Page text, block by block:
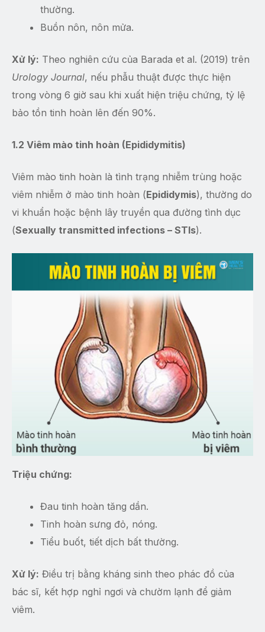
thường.
Buồn nôn, nôn mửa.
Xử lý: Theo nghiên cứu của Barada et al. (2019) trên
Urology Journal, nếu phẫu thuật được thực hiện
trong vòng 6 giờ sau khi xuất hiện triệu chứng, tỷ lệ
bảo tồn tinh hoàn lên đến 90%.
1.2 Viêm mào tinh hoàn (Epididymitis)
Viêm mào tinh hoàn là tình trạng nhiễm trùng hoặc
viêm nhiễm ở mào tinh hoàn (Epididymis), thường do
vi khuẩn hoặc bệnh lây truyền qua đường tình dục
(Sexually transmitted infections – STIs).
Triệu chứng:
Đau tinh hoàn tăng dần.
Tinh hoàn sưng đỏ, nóng.
Tiểu buốt, tiết dịch bất thường.
Xử lý: Điều trị bằng kháng sinh theo phác đồ của
bác sĩ, kết hợp nghỉ ngơi và chườm lạnh để giảm
viêm.